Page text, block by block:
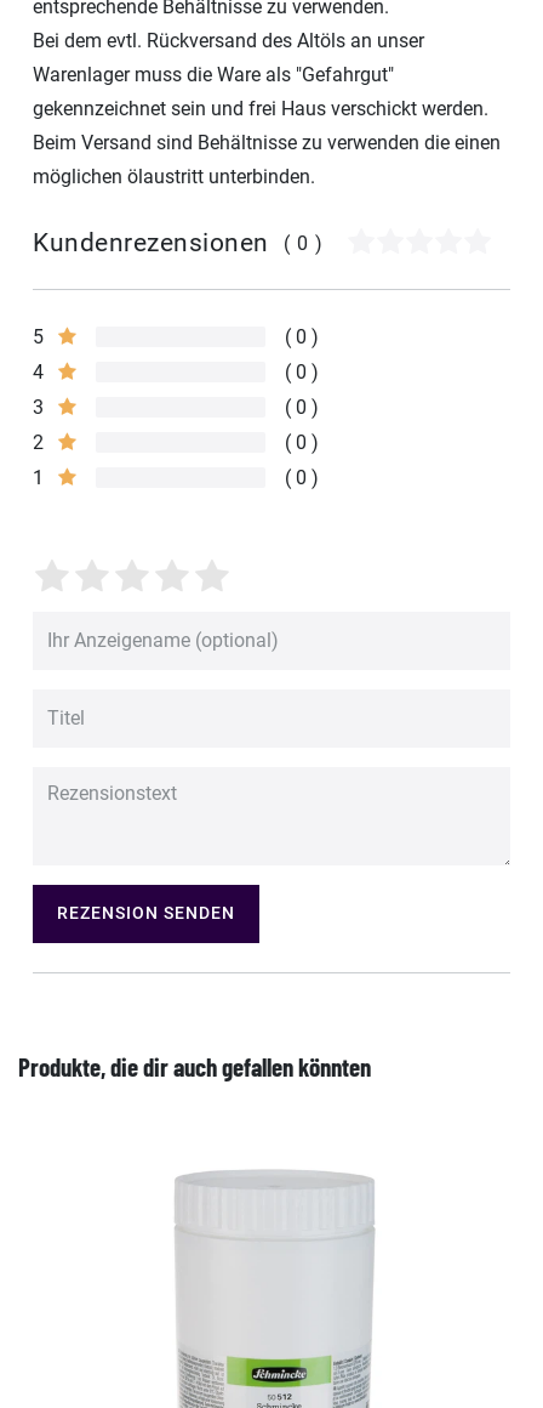
entsprechende Behältnisse zu verwenden.
Bei dem evtl. Rückversand des Altöls an unser
Warenlager muss die Ware als "Gefahrgut"
gekennzeichnet sein und frei Haus verschickt werden.
Beim Versand sind Behältnisse zu verwenden die einen
möglichen ölaustritt unterbinden.
Kundenrezensionen (0)
5
0
4
0
3
0
2
0
1
0
REZENSION SENDEN
Produkte, die dir auch gefallen könnten